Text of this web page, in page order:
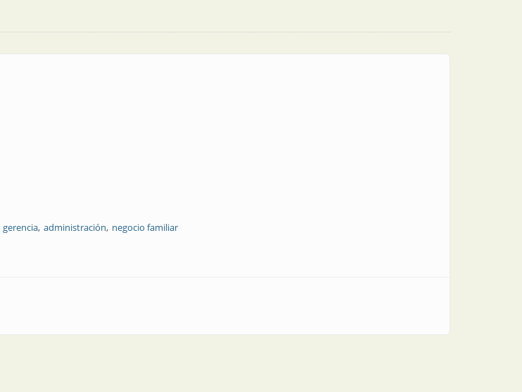
gerencia administración negocio familiar